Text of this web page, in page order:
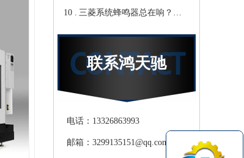
[鸿天驰]
程序报警怎么处理，CNC雕
铣机厂家教你
10 . 三菱系统蜂鸣器总在响？鸿
天驰850加工中心厂家教你关
掉它联系鸿天驰
电话：13326863993
邮箱：3299135151@qq.com